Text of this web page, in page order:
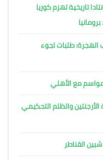
تاريخية تهزم كوريا
الهجرة: طلبات لجوء
والظلم التحكيمي
القناطر